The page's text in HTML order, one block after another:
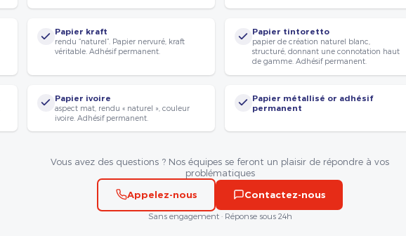
Papier kraft
rendu “naturel”. Papier nervuré, kraft
véritable. Adhésif permanent.
Papier tintoretto
papier de création naturel blanc,
structuré, donnant une connotation haut
de gamme. Adhésif permanent.
Papier ivoire
aspect mat, rendu « naturel », couleur
ivoire. Adhésif permanent.
Papier métallisé or adhésif
permanent
Vous avez des questions ? Nos équipes se feront un plaisir de répondre à vos
problématiques
Appelez-nous
Contactez-nous
Sans engagement · Réponse sous 24h